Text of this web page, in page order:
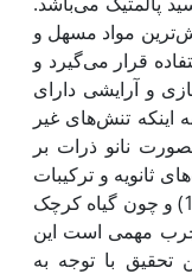
با ارزش‌ترین مواد مسهل و
قرار می‌گیرد و
و آرایشی دارای
کاربردهای فراوانی است (16). با توجه به این‫که تنش‌های غیر
زیستی از جمله تنش عناصر سنگین به‫صورت نانو ذرات بر
ثانویه و ترکیبات
اسیدهای چرب را تحت تاثیر قرار دهد (17) و چون گیاه کرچک
چرب مهمی است این
هدف از این تحقیق با توجه به